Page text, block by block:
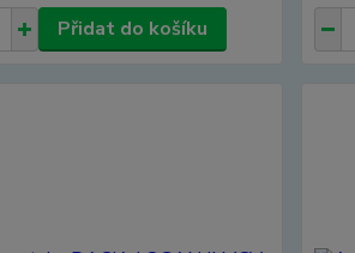
Přidat do košíku